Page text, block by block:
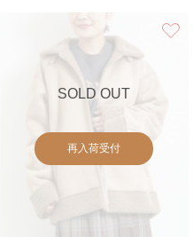
SOLD OUT
再入荷受付